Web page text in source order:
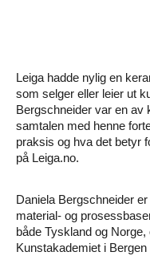
Leiga hadde nylig en
som selger eller leier ut
Bergschneider var en av
samtalen med henne
praksis og hva det betyr
på Leiga.no.
Daniela Bergschneider
material- og
både Tyskland og
Kunstakademiet i